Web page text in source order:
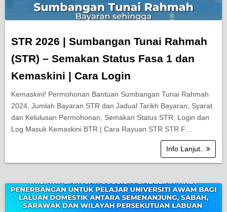
STR 2026 | Sumbangan Tunai Rahmah
(STR) – Semakan Status Fasa 1 dan
Kemaskini | Cara Login
Kemaskini! Permohonan Bantuan Sumbangan Tunai Rahmah
2024, Jumlah Bayaran STR dan Jadual Tarikh Bayaran, Syarat
dan Kelulusan Permohonan, Semakan Status STR, Login dan
Log Masuk Kemaskini BTR | Cara Rayuan STR STR F…
Info Lanjut..